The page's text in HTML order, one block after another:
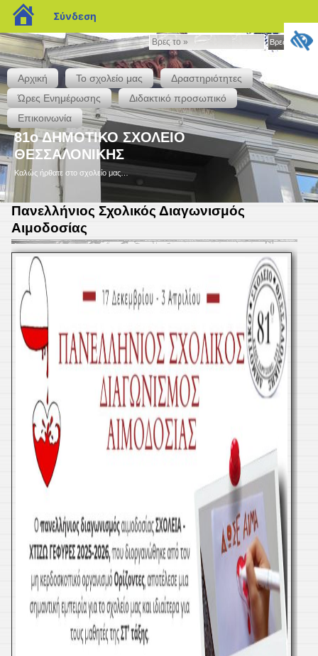
Βρες
το
»
Βρες το »
Αρχική Το σχολείο μας
Δραστηριότητες
Ώρες Ενημέρωσης
Διδακτικό προσωπικό
Επικοινωνία
81ο ΔΗΜΟΤΙΚΟ ΣΧΟΛΕΙΟ
ΘΕΣΣΑΛΟΝΙΚΗΣ
Καλώς ήρθατε στο σχολείο μας…
Πανελλήνιος Σχολικός Διαγωνισμός
Αιμοδοσίας
blogs.sch.gr
Σύνδεση